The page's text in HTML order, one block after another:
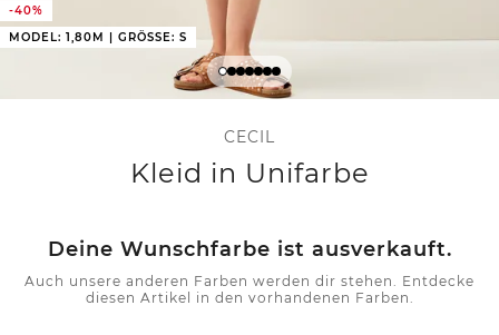
-40%
MODEL: 1,80M | GRÖSSE: S
CECIL
Kleid in Unifarbe
Deine Wunschfarbe ist ausverkauft.
Auch unsere anderen Farben werden dir stehen. Entdecke
diesen Artikel in den vorhandenen Farben.